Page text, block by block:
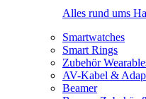
Alles rund ums
Smartwatches
Smart Rings
Zubehör
AV-Kabel &
Beamer